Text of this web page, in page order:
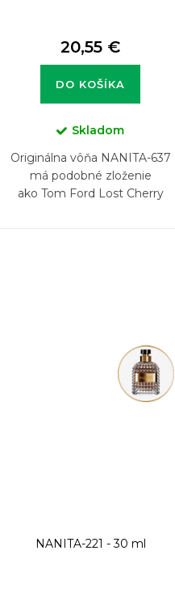
20,55 €
DO KOŠÍKA
Skladom
Originálna vôňa NANITA-637
má podobné zloženie
ako Tom Ford Lost Cherry
NANITA-221 - 30 ml